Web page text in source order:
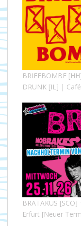
BRIEFBOMBE
DRUNK [IL] |
BRATAKUS
Erfurt [Neuer